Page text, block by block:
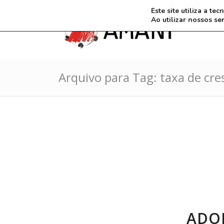
Arquivo para Tag: taxa de
Este site utiliza a
Ao utilizar nossos